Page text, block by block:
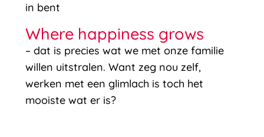
in bent
Where happiness grows
– dat is precies wat we met onze familie
willen uitstralen. Want zeg nou zelf,
werken met een glimlach is toch het
mooiste wat er is?